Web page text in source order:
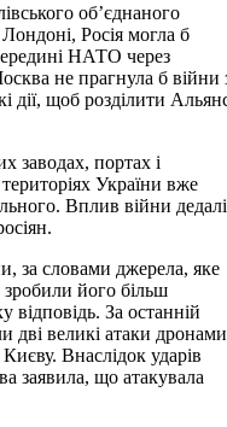
об’єднаного
Росія могла б
НАТО через
не прагнула б війни
дії, щоб розділити
заводах, портах і
України вже
Вплив війни дедалі
за словами джерела, яке
зробили його більш
За останній
дві великі атаки дронами
Внаслідок ударів
заявила, що атакувала